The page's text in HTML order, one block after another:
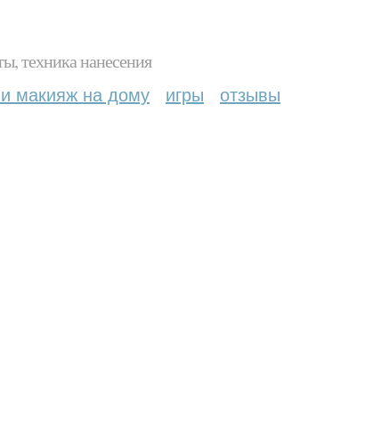
техника нанесения
макияж на дому игры отзывы